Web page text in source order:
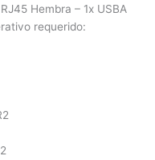
Hembra – 1x USBA
requerido: